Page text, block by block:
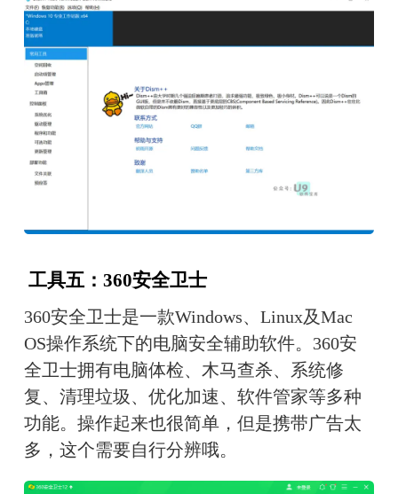
工具五：360安全卫士
360安全卫士是一款Windows、Linux及Mac
OS操作系统下的电脑安全辅助软件。360安
全卫士拥有电脑体检、木马查杀、系统修
复、清理垃圾、优化加速、软件管家等多种
功能。操作起来也很简单，但是携带广告太
多，这个需要自行分辨哦。